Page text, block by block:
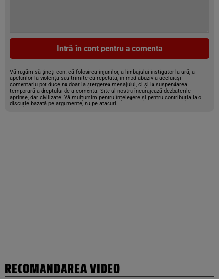
Intră în cont pentru a comenta
Vă rugăm să țineți cont că folosirea injuriilor, a limbajului instigator la ură, a
apelurilor la violență sau trimiterea repetată, în mod abuziv, a aceluiași
comentariu pot duce nu doar la ștergerea mesajului, ci și la suspendarea
temporară a dreptului de a comenta. Site-ul nostru încurajează dezbaterile
aprinse, dar civilizate. Vă mulțumim pentru înțelegere și pentru contribuția la o
discuție bazată pe argumente, nu pe atacuri.
RECOMANDAREA VIDEO